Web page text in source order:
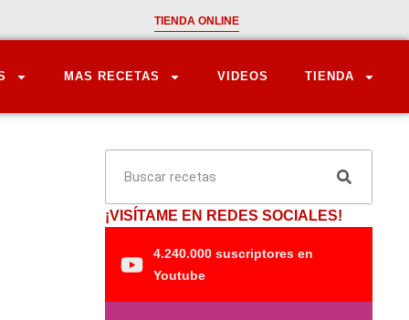
TIENDA ONLINE
MAS RECETAS VIDEOS TIENDA
¡VISÍTAME EN REDES SOCIALES!
4.240.000 suscriptores en
Youtube